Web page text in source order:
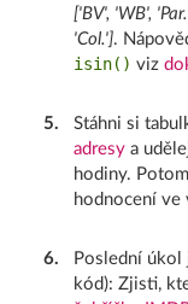
['BV', 'WB',
'Col.'].
isin() viz
5. Stáhni si
adresy a
hodiny.
hodnocení ve
6.
Poslední úkol
kód): Zjisti,